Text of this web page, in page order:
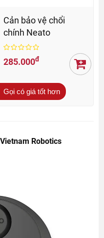
Cản bảo vệ chổi
chính Neato
285.000đ
Gọi có giá tốt hơn
Robotics